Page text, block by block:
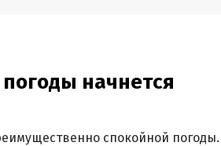
начнется
спокойной погоды.